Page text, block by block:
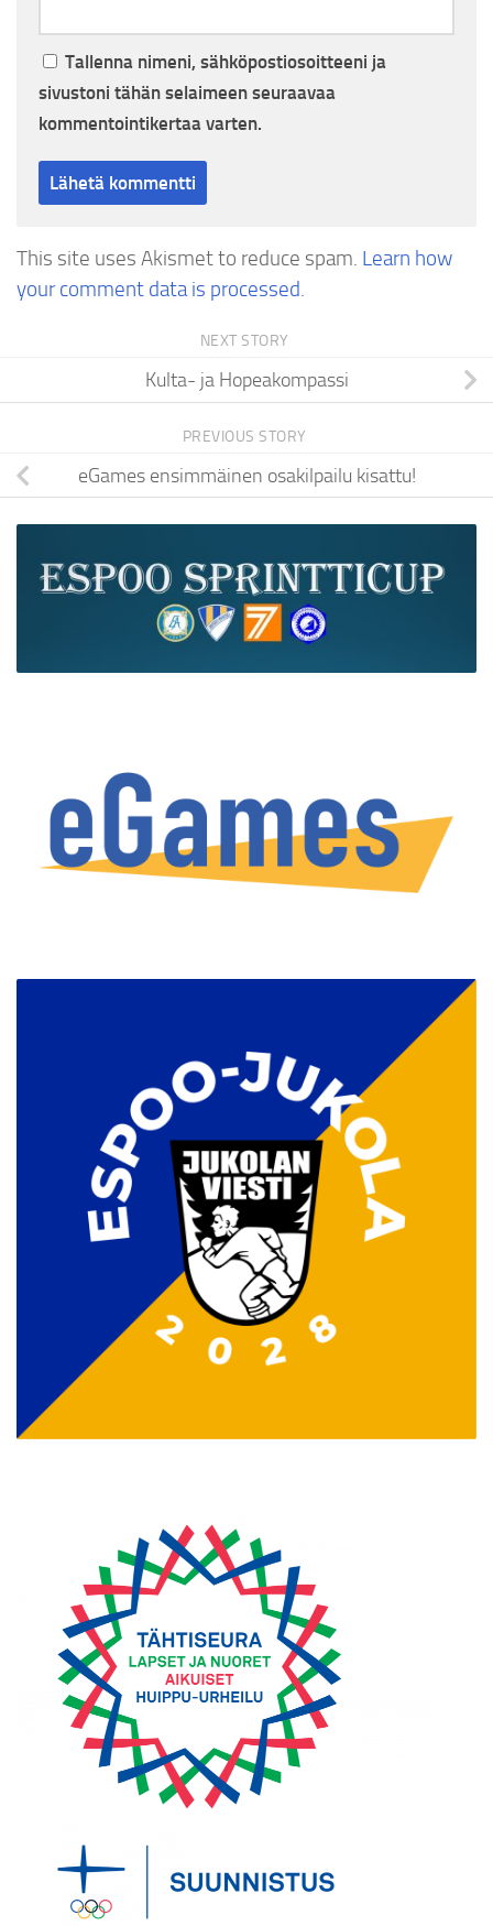
Tallenna nimeni, sähköpostiosoitteeni ja
sivustoni tähän selaimeen seuraavaa
kommentointikertaa varten.
This site uses Akismet to reduce spam. Learn how
your comment data is processed.
NEXT STORY
Kulta- ja Hopeakompassi
PREVIOUS STORY
eGames ensimmäinen osakilpailu kisattu!